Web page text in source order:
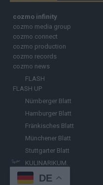
cozmo infinity
cozmo media group
cozmo connect
cozmo production
cozmo records
cozmo news
FLASH
FLASH UP
Nürnberger Blatt
Hamburger Blatt
Fränkisches Blatt
Münchener Blatt
Stuttgarter Blatt
KULINARIKUM.
Raffi Gasser
DE